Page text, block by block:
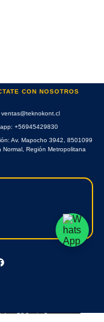
CON NOSOTROS
ventas@teknokont.cl
+56945429830
Av. Mapocho 3942, 8501099
Normal, Región Metropolitana
por RC Creative Systems